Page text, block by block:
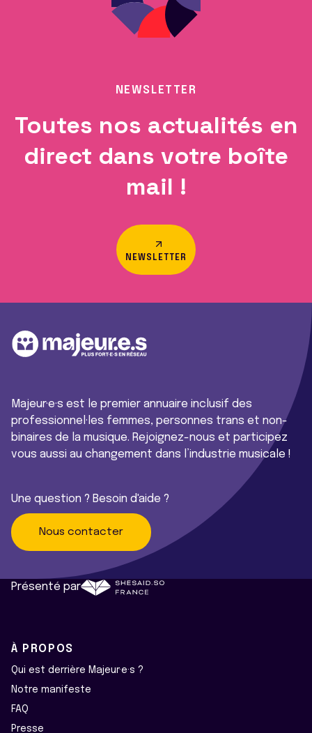
NEWSLETTER
Toutes nos actualités en
direct dans votre boîte
mail !
NEWSLETTER
Majeur·e·s est le premier annuaire inclusif des
professionnel·les femmes, personnes trans et non-
binaires de la musique. Rejoignez-nous et participez
vous aussi au changement dans l’industrie musicale !
Une question ? Besoin d'aide ?
Nous contacter
Présenté par
À PROPOS
Qui est derrière Majeur·e·s ?
Notre manifeste
FAQ
Presse